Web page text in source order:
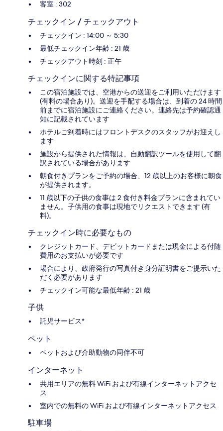
客室 : 302
チェックイン / チェックアウト
チェックイン : 14:00 ～ 5:30
最低チェックイン年齢 : 21 歳
チェックアウト時刻 : 正午
チェックインに関する特記事項
この宿泊施設では、空港からの送迎をご利用いただけます
(有料の場合あり)。送迎を手配する場合は、到着の 24 時間
前までに宿泊施設にご連絡ください。連絡先は予約確認通
知に記載されています
ホテルご到着時にはフロントデスクのスタッフがお迎えし
ます
施設から提供された情報は、自動翻訳ツールを使用して翻
訳されている場合があります
朝食付きプランをご予約の場合、12 歳以上のお客様に朝食
が提供されます。
11 歳以下の子供の食事は 2 食付き料金プランに含まれてい
ません。子供用の食事は現地でリクエストできます (有
料)。
チェックイン時に必要なもの
クレジットカード、デビットカードまたは現金による付随
費用のお支払いが必要です
場合により、政府発行の写真付き身分証明書をご提示いた
だく必要があります
チェックイン可能な最低年齢 : 21 歳
子供
託児サービス*
ペット
ペットおよび介助動物の同伴不可
インターネット
共用エリアの無料 WiFi および有線インターネットアクセ
ス
室内での無料の WiFi および有線インターネットアクセス
駐車場